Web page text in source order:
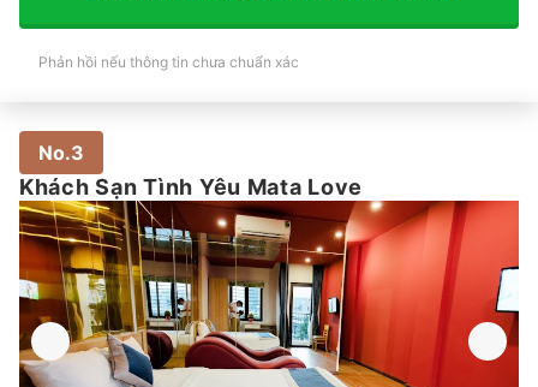
Phản hồi nếu thông tin chưa chuẩn xác
No.3
Khách Sạn Tình Yêu Mata Love